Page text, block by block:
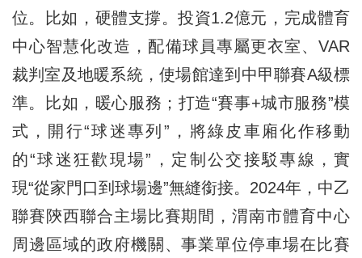
位。比如，硬體支撐。投資1.2億元，完成體育
中心智慧化改造，配備球員專屬更衣室、VAR
裁判室及地暖系統，使場館達到中甲聯賽A級標
準。比如，暖心服務；打造“賽事+城市服務”模
式，開行“球迷專列”，將綠皮車廂化作移動
的“球迷狂歡現場”，定制公交接駁專線，實
現“從家門口到球場邊”無縫銜接。2024年，中乙
聯賽陝西聯合主場比賽期間，渭南市體育中心
周邊區域的政府機關、事業單位停車場在比賽